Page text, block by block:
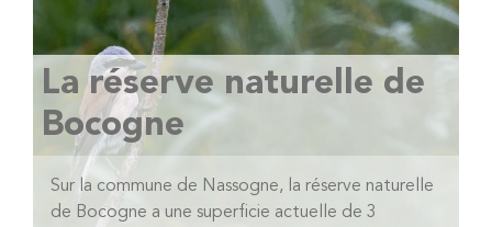
La réserve naturelle de
Bocogne
Sur la commune de Nassogne, la réserve naturelle
de Bocogne a une superficie actuelle de 3